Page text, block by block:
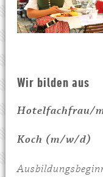
Wir bilden aus
Hotelfachfrau/
Koch (m/w/d)